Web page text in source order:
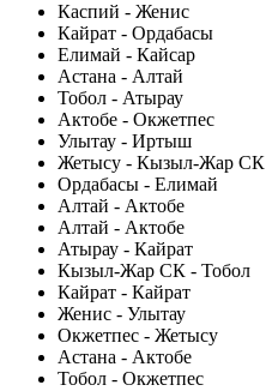
Каспий - Женис
Кайрат - Ордабасы
Елимай - Кайсар
Астана - Алтай
Тобол - Атырау
Актобе - Окжетпес
Улытау - Иртыш
Жетысу - Кызыл-Жар СК
Ордабасы - Елимай
Алтай - Актобе
Алтай - Актобе
Атырау - Кайрат
Кызыл-Жар СК - Тобол
Кайрат - Кайрат
Женис - Улытау
Окжетпес - Жетысу
Астана - Актобе
Тобол - Окжетпес